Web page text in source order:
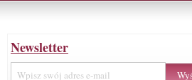
Newsletter